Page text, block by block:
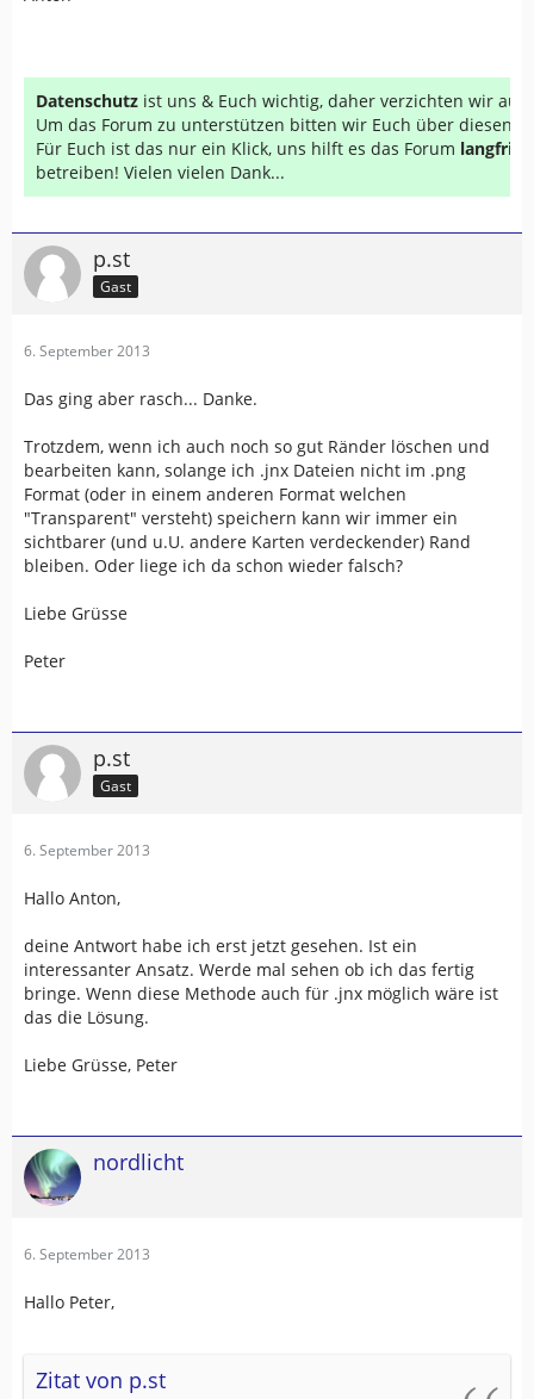
Datenschutz ist uns & Euch wichtig, daher verzichten wir auf
Um das Forum zu unterstützen bitten wir Euch über diesen
Für Euch ist das nur ein Klick, uns hilft es das Forum
betreiben! Vielen vielen Dank...
p.st
Gast
6. September 2013
Das ging aber rasch... Danke.
Trotzdem, wenn ich auch noch so gut Ränder löschen und
bearbeiten kann, solange ich .jnx Dateien nicht im .png
Format (oder in einem anderen Format welchen
"Transparent" versteht) speichern kann wir immer ein
sichtbarer (und u.U. andere Karten verdeckender) Rand
bleiben. Oder liege ich da schon wieder falsch?
Liebe Grüsse
Peter
p.st
Gast
6. September 2013
Hallo Anton,
deine Antwort habe ich erst jetzt gesehen. Ist ein
interessanter Ansatz. Werde mal sehen ob ich das fertig
bringe. Wenn diese Methode auch für .jnx möglich wäre ist
das die Lösung.
Liebe Grüsse, Peter
nordlicht
6. September 2013
Hallo Peter,
Zitat von p.st